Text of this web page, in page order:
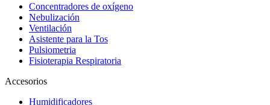
Concentradores de oxígeno
Nebulización
Ventilación
Asistente para la Tos
Pulsiometria
Fisioterapia Respiratoria
Accesorios
Humidificadores